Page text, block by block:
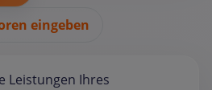
eingeben
Leistungen Ihres